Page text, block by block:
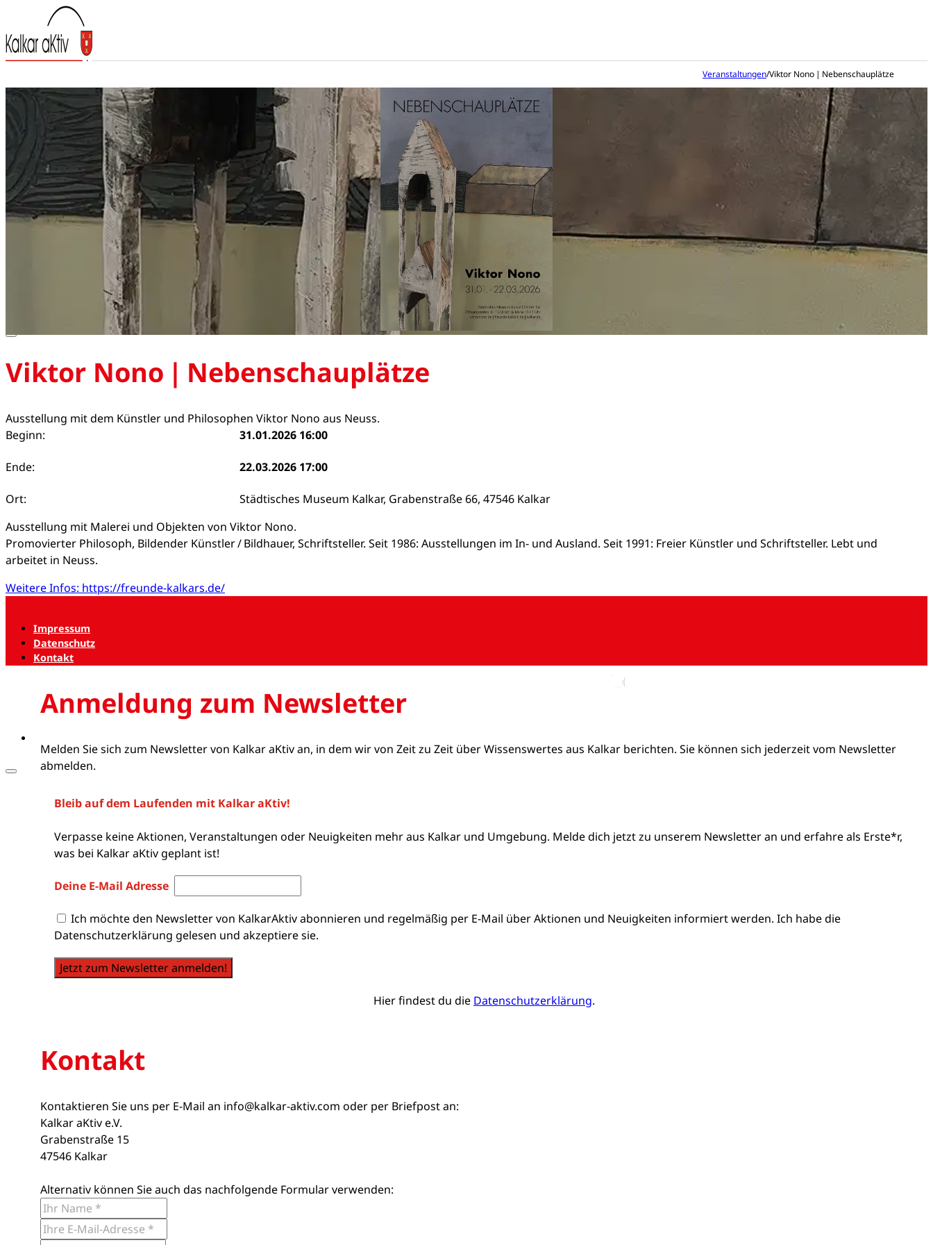
Besuchen & Entdecken
Leben
Arbeiten
Veranstaltungen
Wanderfestival
Kalkar aKtiv
Newsletter
Veranstaltungen/Viktor Nono | Nebenschauplätze
Viktor Nono | Nebenschauplätze
Ausstellung mit dem Künstler und Philosophen Viktor Nono aus Neuss.
Beginn:
31.01.2026 16:00
Ende: 22.03.2026 17:00
Ort:
Städtisches Museum Kalkar, Grabenstraße 66, 47546 Kalkar
Ausstellung mit Malerei und Objekten von Viktor Nono.
Promovierter Philosoph, Bildender Künstler / Bildhauer, Schriftsteller. Seit 1986: Ausstellungen im In- und Ausland. Seit 1991: Freier Künstler und Schriftsteller. Lebt und
arbeitet in Neuss.
Weitere Infos: https://freunde-kalkars.de/
Impressum
Datenschutz
Kontakt
Anmeldung zum Newsletter
Melden Sie sich zum Newsletter von Kalkar aKtiv an, in dem wir von Zeit zu Zeit über Wissenswertes aus Kalkar berichten. Sie können sich jederzeit vom Newsletter
abmelden.
Bleib auf dem Laufenden mit Kalkar aKtiv!
Verpasse keine Aktionen, Veranstaltungen oder Neuigkeiten mehr aus Kalkar und Umgebung. Melde dich jetzt zu unserem Newsletter an und erfahre als Erste*r,
was bei Kalkar aKtiv geplant ist!
Deine E-Mail Adresse
Ich möchte den Newsletter von KalkarAktiv abonnieren und regelmäßig per E-Mail über Aktionen und Neuigkeiten informiert werden. Ich habe die
Datenschutzerklärung gelesen und akzeptiere sie.
Jetzt zum Newsletter anmelden!
Hier findest du die Datenschutzerklärung.
Kontakt
Kontaktieren Sie uns per E-Mail an info@kalkar-aktiv.com oder per Briefpost an:
Kalkar aKtiv e.V.
Grabenstraße 15
47546 Kalkar
Alternativ können Sie auch das nachfolgende Formular verwenden: